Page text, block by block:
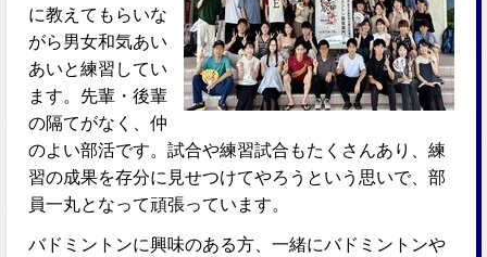
に教えてもらいな
がら男女和気あい
あいと練習してい
ます。先輩・後輩
の隔てがなく、仲
のよい部活です。試合や練習試合もたくさんあり、練
習の成果を存分に見せつけてやろうという思いで、部
員一丸となって頑張っています。
バドミントンに興味のある方、一緒にバドミントンや